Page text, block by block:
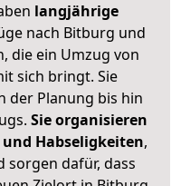
langjährige
nach Bitburg und
die ein Umzug von
sich bringt. Sie
der Planung bis hin
Sie organisieren
Habseligkeiten,
sorgen dafür, dass